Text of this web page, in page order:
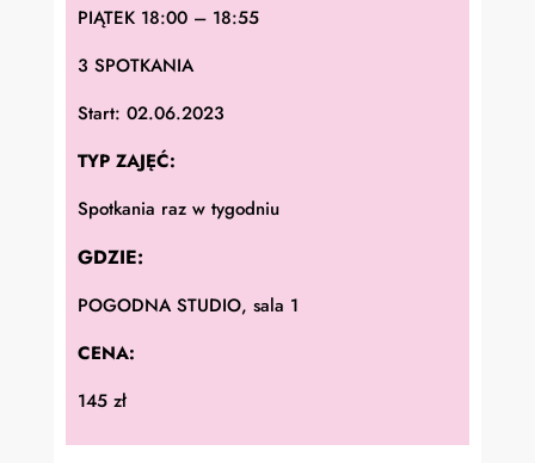
PIĄTEK 18:00 – 18:55
3 SPOTKANIA
Start: 02.06.2023
TYP ZAJĘĆ:
Spotkania raz w tygodniu
GDZIE:
POGODNA STUDIO, sala 1
CENA:
145 zł